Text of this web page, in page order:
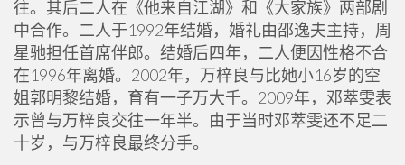
往。其后二人在《他来自江湖》和《大家族》两部剧
中合作。二人于1992年结婚，婚礼由邵逸夫主持，周
星驰担任首席伴郎。结婚后四年，二人便因性格不合
在1996年离婚。2002年，万梓良与比她小16岁的空
姐郭明黎结婚，育有一子万大千。2009年，邓萃雯表
示曾与万梓良交往一年半。由于当时邓萃雯还不足二
十岁，与万梓良最终分手。